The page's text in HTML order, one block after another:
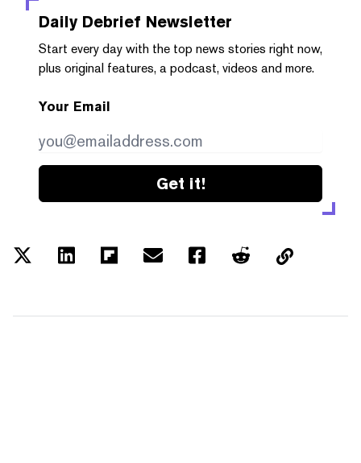
Daily Debrief Newsletter
Start every day with the top news stories right now,
plus original features, a podcast, videos and more.
Your Email
Get it!